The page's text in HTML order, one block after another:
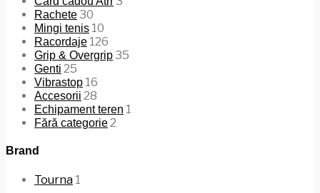
Rachete30
Mingi tenis 10
Racordaje 126
Grip & Overgrip35
Genti 25
Vibrastop 16
Accesorii 28
Echipament teren 1
Fără categorie2
Brand
Tourna 1